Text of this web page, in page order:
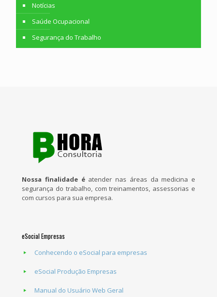
Notícias
Saúde Ocupacional
Segurança do Trabalho
Nossa finalidade éatender nas áreas da medicina e
segurança do trabalho, com treinamentos, assessorias e
com cursos para sua empresa.
eSocial Empresas
Conhecendo o eSocial para empresas
eSocial Produção Empresas
Manual do Usuário Web Geral